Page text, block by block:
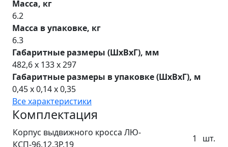
Масса, кг
6.2
Масса в упаковке, кг
6.3
Габаритные размеры (ШхВхГ), мм
482,6 x 133 x 297
Габаритные размеры в упаковке (ШхВхГ), м
0,45 x 0,14 x 0,35
Все характеристики
Комплектация
Корпус выдвижного кросса ЛЮ-
КСП-96.12.3Р.19
1 шт.